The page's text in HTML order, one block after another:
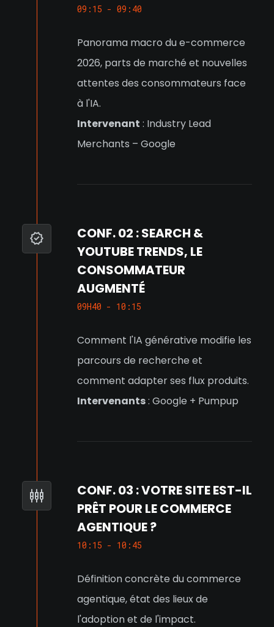
09:15 - 09:40
Panorama macro du e-commerce
2026, parts de marché et nouvelles
attentes des consommateurs face
à l'IA.
Intervenant : Industry Lead
Merchants – Google
CONF. 02 : SEARCH &
YOUTUBE TRENDS, LE
CONSOMMATEUR
AUGMENTÉ
09H40 - 10:15
Comment l'IA générative modifie les
parcours de recherche et
comment adapter ses flux produits.
Intervenants: Google + Pumpup
CONF. 03 : VOTRE SITE EST-IL
PRÊT POUR LE COMMERCE
AGENTIQUE ?
10:15 - 10:45
Définition concrète du commerce
agentique, état des lieux de
l'adoption et de l'impact.